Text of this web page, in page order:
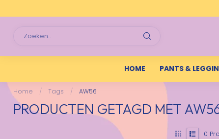
HOME PANTS &
Home / Tags / AW56
PRODUCTEN GETAGD MET
0